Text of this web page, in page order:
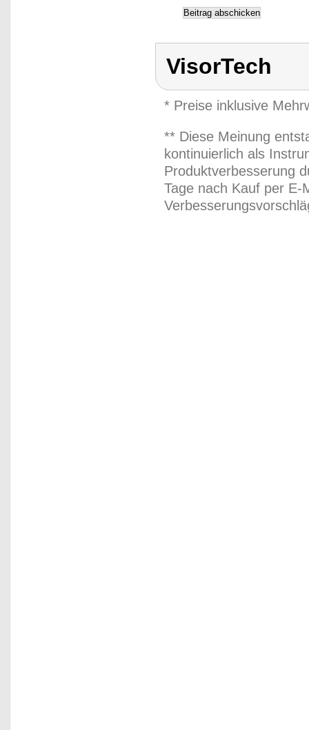
VisorTech
* Preise inklusive
** Diese Meinung
kontinuierlich als
Produktverbesserung
Tage nach Kauf per E-